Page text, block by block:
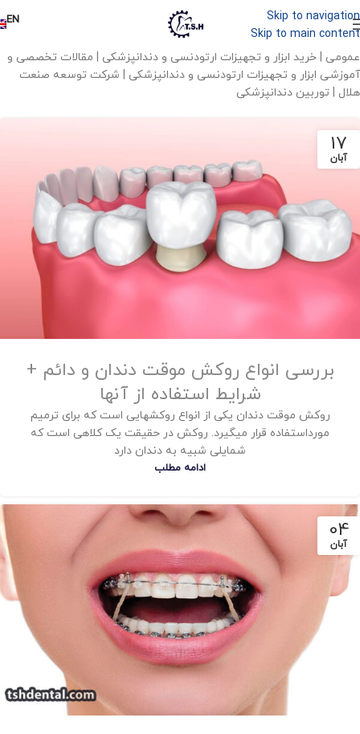
Skip to navigation
Skip to main content
EN
عمومی | خرید ابزار و تجهیزات ارتودنسی و دندانپزشکی | مقالات تخصصی و
آموزشی ابزار و تجهیزات ارتودنسی و دندانپزشکی | شرکت توسعه صنعت
هلال | توربین دندانپزشکی
17
آبان
بررسی انواع روکش موقت دندان و دائم +
شرایط استفاده از آنها
روکش موقت دندان یکی از انواع روکشهایی است که برای ترمیم
مورداستفاده قرار میگیرد. روکش در حقیقت یک کلاهی است که
شمایلی شبیه به دندان دارد
ادامه مطلب
04
آبان